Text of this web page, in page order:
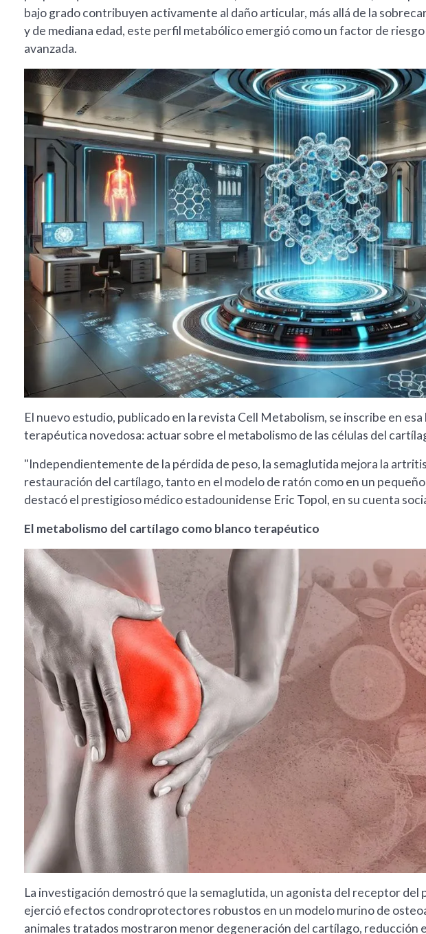
bajo grado contribuyen activamente al daño articular, más allá de la
y de mediana edad, este perfil metabólico emergió como un factor de
avanzada.
El nuevo estudio, publicado en la revista Cell Metabolism, se inscribe en
terapéutica novedosa: actuar sobre el metabolismo de las células del
"Independientemente de la pérdida de peso, la semaglutida mejora la
restauración del cartílago, tanto en el modelo de ratón como en un
destacó el prestigioso médico estadounidense Eric Topol, en su cuenta
El metabolismo del cartílago como blanco terapéutico
La investigación demostró que la semaglutida, un agonista del receptor del
ejerció efectos condroprotectores robustos en un modelo murino de
animales tratados mostraron menor degeneración del cartílago, reducción